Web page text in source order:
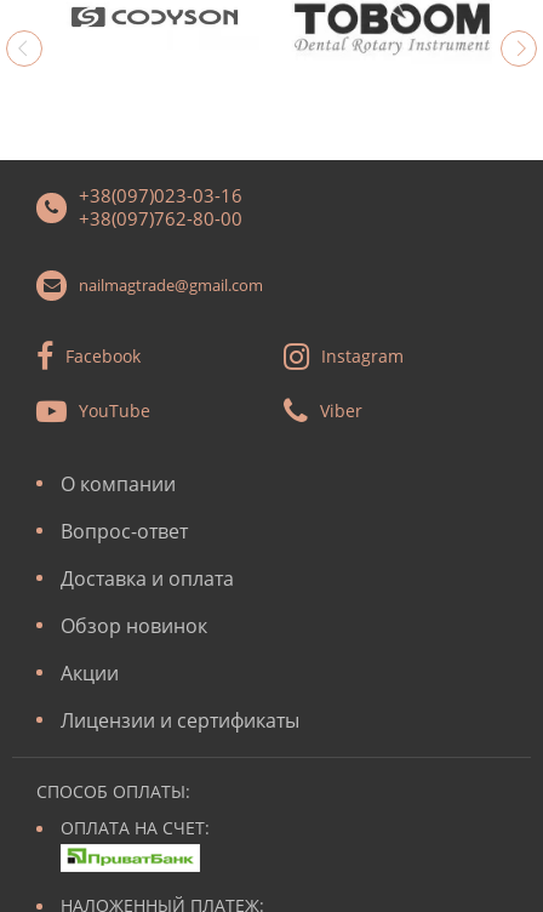
+38(097)023-03-16
+38(097)762-80-00
nailmagtrade@gmail.com
Facebook Instagram
YouTube Viber
О компании
Вопрос-ответ
Доставка и оплата
Обзор новинок
Акции
Лицензии и сертификаты
СПОСОБ ОПЛАТЫ:
ОПЛАТА НА СЧЕТ:
НАЛОЖЕННЫЙ ПЛАТЕЖ: